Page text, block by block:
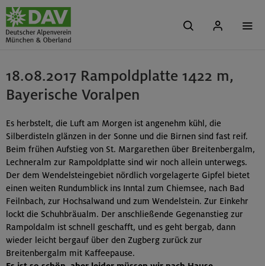
18.08.2017 Rampoldplatte 1422 m,
Bayerische Voralpen
Es herbstelt, die Luft am Morgen ist angenehm kühl, die
Silberdisteln glänzen in der Sonne und die Birnen sind fast reif.
Beim frühen Aufstieg von St. Margarethen über Breitenbergalm,
Lechneralm zur Rampoldplatte sind wir noch allein unterwegs.
Der dem Wendelsteingebiet nördlich vorgelagerte Gipfel bietet
einen weiten Rundumblick ins Inntal zum Chiemsee, nach Bad
Feilnbach, zur Hochsalwand und zum Wendelstein. Zur Einkehr
lockt die Schuhbräualm. Der anschließende Gegenanstieg zur
Rampoldalm ist schnell geschafft, und es geht bergab, dann
wieder leicht bergauf über den Zugberg zurück zur
Breitenbergalm mit Kaffeepause.